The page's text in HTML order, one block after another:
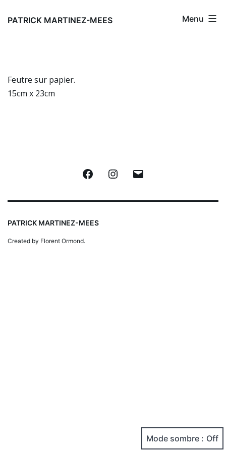
auPATRICK MARTINEZ-MEES Menu
Feutre sur papier.
15cm x 23cm
FacebookInstagram
PATRICK MARTINEZ-MEES
Created by Florent Ormond.
Mode sombre :